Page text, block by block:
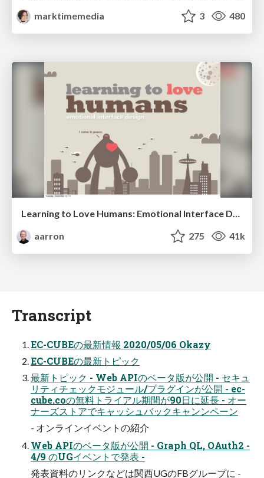
marktimemedia
3 480
aarron
275 41k
Transcript
EC-CUBEの最新情報 2020/05/06 Okazy
EC-CUBEの最新トピック
最新トピック - Web APIのベータ版が公開 - セキュ
リティチェックモジュール/プラグインが公開 - ec-
cube.coの無料トライアル期間が90⽇に延⻑ - オー
ナーズストアでキャッシュバックキャンンペーン
- オンラインイベントの紹介
Web APIのベータ版が公開 - Graph QL, OAuth2 -
4/9 のUGイベントで発表 -
発表資料のリンクなどは関⻄UGのFBグループに -